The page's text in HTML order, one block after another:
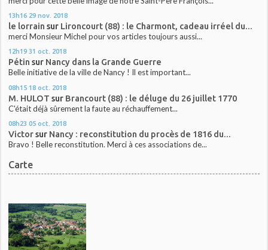
13h16 29 nov. 2018
le lorrain sur Lironcourt (88) : le Charmont, cadeau irréel du...
merci Monsieur Michel pour vos articles toujours aussi...
12h19 31 oct. 2018
Pétin sur Nancy dans la Grande Guerre
Belle initiative de la ville de Nancy ! Il est important...
08h15 18 oct. 2018
M. HULOT sur Brancourt (88) : le déluge du 26 juillet 1770
C'était déjà sûrement la faute au réchauffement...
08h23 05 oct. 2018
Victorsur Nancy : reconstitution du procès de 1816 du...
Bravo ! Belle reconstitution. Merci à ces associations de...
Carte